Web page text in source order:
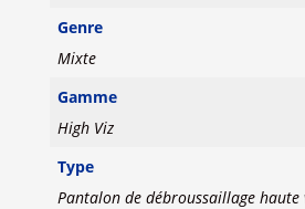
Genre
Mixte
Gamme
High Viz
Type
Pantalon de débroussaillage